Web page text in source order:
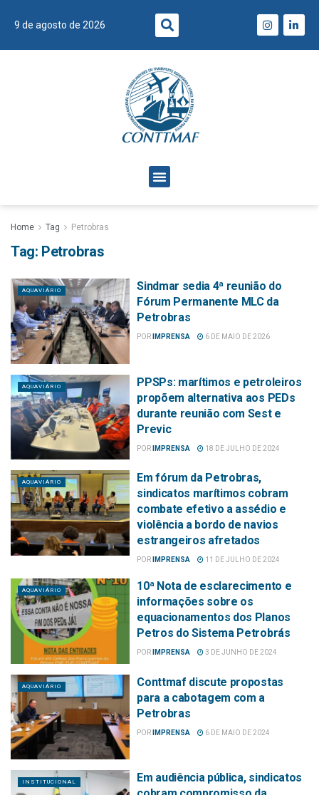
9 de agosto de 2026
Home Tag Petrobras
Tag: Petrobras
AQUAVIÁRIO
Sindmar sedia 4ª reunião do
Fórum Permanente MLC da
Petrobras
POR IMPRENSA 6 DE MAIO DE 2026
AQUAVIÁRIO
PPSPs: marítimos e petroleiros
propõem alternativa aos PEDs
durante reunião com Sest e
Previc
POR IMPRENSA 18 DE JULHO DE 2024
AQUAVIÁRIO
Em fórum da Petrobras,
sindicatos marítimos cobram
combate efetivo a assédio e
violência a bordo de navios
estrangeiros afretados
POR IMPRENSA 11 DE JULHO DE 2024
AQUAVIÁRIO
10ª Nota de esclarecimento e
informações sobre os
equacionamentos dos Planos
Petros do Sistema Petrobrás
POR IMPRENSA 3 DE JUNHO DE 2024
AQUAVIÁRIO
Conttmaf discute propostas
para a cabotagem com a
Petrobras
POR IMPRENSA 6 DE MAIO DE 2024
INSTITUCIONAL
Em audiência pública, sindicatos